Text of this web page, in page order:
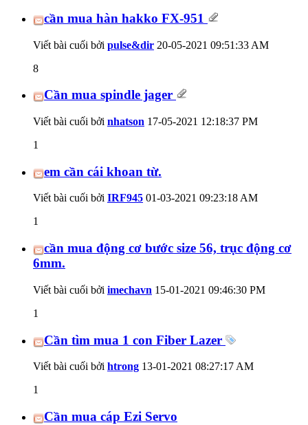
cần mua hàn hakko FX-951
Viết bài cuối bởi pulse&dir 20-05-2021 09:51:33 AM
8
Cần mua spindle jager
Viết bài cuối bởi nhatson 17-05-2021 12:18:37 PM
1
em cần cái khoan từ.
Viết bài cuối bởi IRF945 01-03-2021 09:23:18 AM
1
cần mua động cơ bước size 56, trục động cơ
6mm.
Viết bài cuối bởi imechavn 15-01-2021 09:46:30 PM
1
Cần tìm mua 1 con Fiber Lazer
Viết bài cuối bởi htrong 13-01-2021 08:27:17 AM
1
Cần mua cáp Ezi Servo